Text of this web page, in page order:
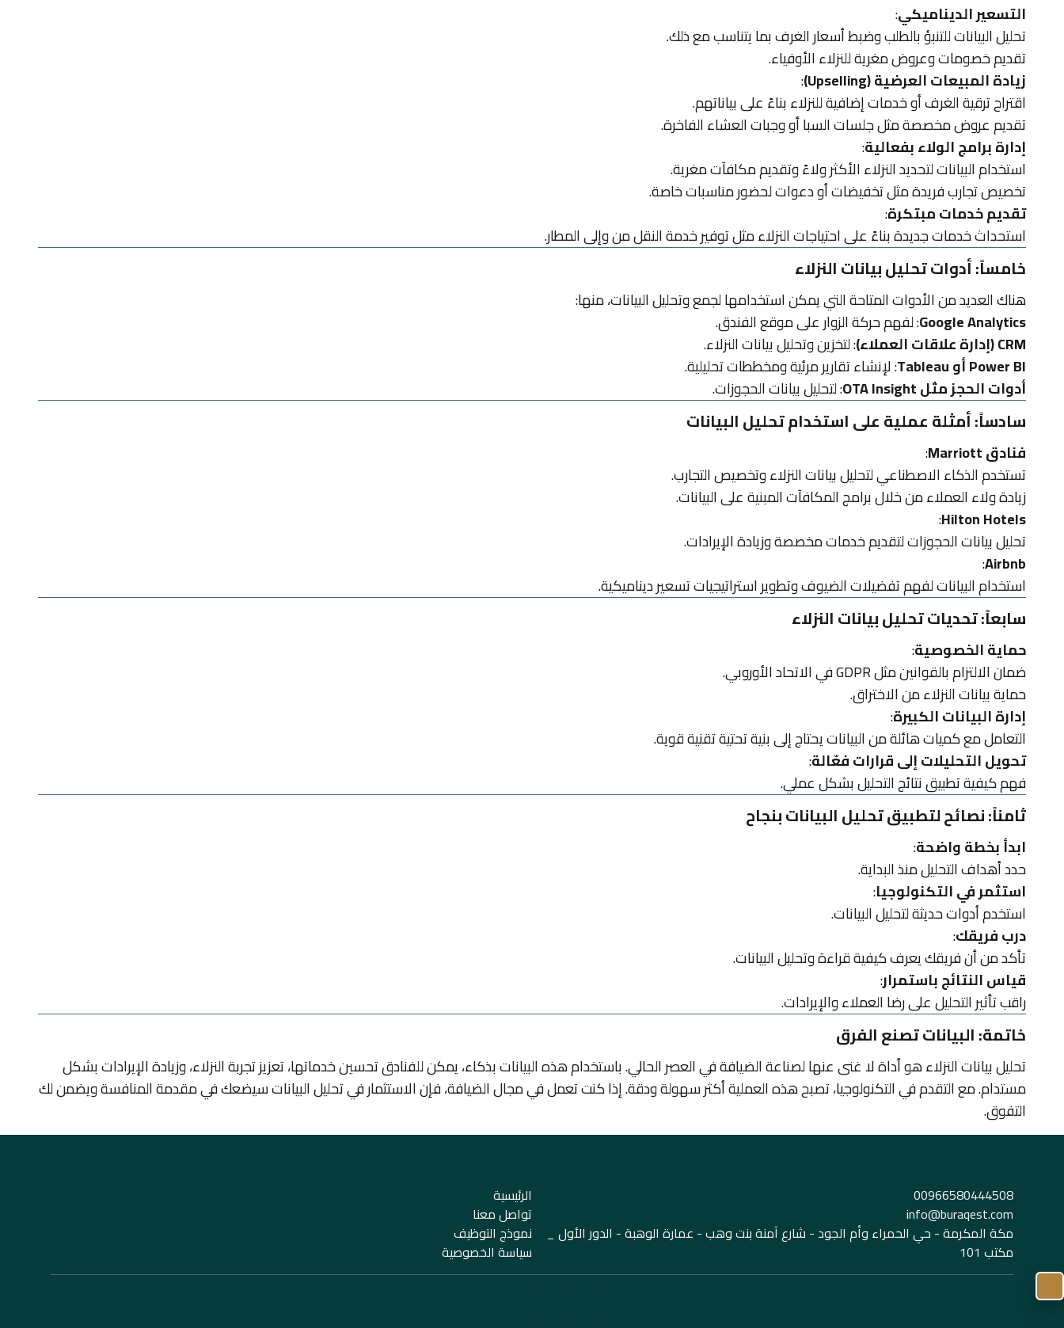
التسعير الديناميكي:
تحليل البيانات للتنبؤ بالطلب وضبط أسعار الغرف بما يتناسب مع ذلك.
تقديم خصومات وعروض مغرية للنزلاء الأوفياء.
زيادة المبيعات العرضية (Upselling)
:
اقتراح ترقية الغرف أو خدمات إضافية للنزلاء بناءً على بياناتهم.
تقديم عروض مخصصة مثل جلسات السبا أو وجبات العشاء الفاخرة.
إدارة برامج الولاء بفعالية:
استخدام البيانات لتحديد النزلاء الأكثر ولاءً وتقديم مكافآت مغرية.
تخصيص تجارب فريدة مثل تخفيضات أو دعوات لحضور مناسبات خاصة.
تقديم خدمات مبتكرة:
استحداث خدمات جديدة بناءً على احتياجات النزلاء مثل توفير خدمة النقل من وإلى المطار.
خامساً: أدوات تحليل بيانات النزلاء
هناك العديد من الأدوات المتاحة التي يمكن استخدامها لجمع وتحليل البيانات، منها:
Google Analytics: لفهم حركة الزوار على موقع الفندق.
CRM (إدارة علاقات العملاء)
: لتخزين وتحليل بيانات النزلاء.
Power BI أو Tableau
: لإنشاء تقارير مرئية ومخططات تحليلية.
أدوات الحجز مثل OTA Insight
: لتحليل بيانات الحجوزات.
سادساً: أمثلة عملية على استخدام تحليل البيانات
فنادق Marriott
:
تستخدم الذكاء الاصطناعي لتحليل بيانات النزلاء وتخصيص التجارب.
زيادة ولاء العملاء من خلال برامج المكافآت المبنية على البيانات.
Hilton Hotels
:
تحليل بيانات الحجوزات لتقديم خدمات مخصصة وزيادة الإيرادات.
Airbnb
:
استخدام البيانات لفهم تفضيلات الضيوف وتطوير استراتيجيات تسعير ديناميكية.
سابعاً: تحديات تحليل بيانات النزلاء
حماية الخصوصية:
ضمان الالتزام بالقوانين مثل GDPR في الاتحاد الأوروبي.
حماية بيانات النزلاء من الاختراق.
إدارة البيانات الكبيرة:
التعامل مع كميات هائلة من البيانات يحتاج إلى بنية تحتية تقنية قوية.
تحويل التحليلات إلى قرارات فعّالة:
فهم كيفية تطبيق نتائج التحليل بشكل عملي.
ثامناً: نصائح لتطبيق تحليل البيانات بنجاح
ابدأ بخطة واضحة:
حدد أهداف التحليل منذ البداية.
استثمر في التكنولوجيا:
استخدم أدوات حديثة لتحليل البيانات.
درب فريقك:
تأكد من أن فريقك يعرف كيفية قراءة وتحليل البيانات.
قياس النتائج باستمرار:
راقب تأثير التحليل على رضا العملاء والإيرادات.
خاتمة: البيانات تصنع الفرق
تحليل بيانات النزلاء هو أداة لا غنى عنها لصناعة الضيافة في العصر الحالي. باستخدام هذه البيانات بذكاء، يمكن للفنادق تحسين خدماتها، تعزيز تجربة النزلاء، وزيادة الإيرادات بشكل
مستدام. مع التقدم في التكنولوجيا، تصبح هذه العملية أكثر سهولة ودقة. إذا كنت تعمل في مجال الضيافة، فإن الاستثمار في تحليل البيانات سيضعك في مقدمة المنافسة ويضمن لك
التفوق.
واتساب
00966580444508
info@buraqest.com
مكة المكرمة - حي الحمراء وأم الجود - شارع آمنة بنت وهب - عمارة الوهبة - الدور الأول _
مكتب 101
الرئيسية
تواصل معنا
نموذج التوظيف
سياسة الخصوصية